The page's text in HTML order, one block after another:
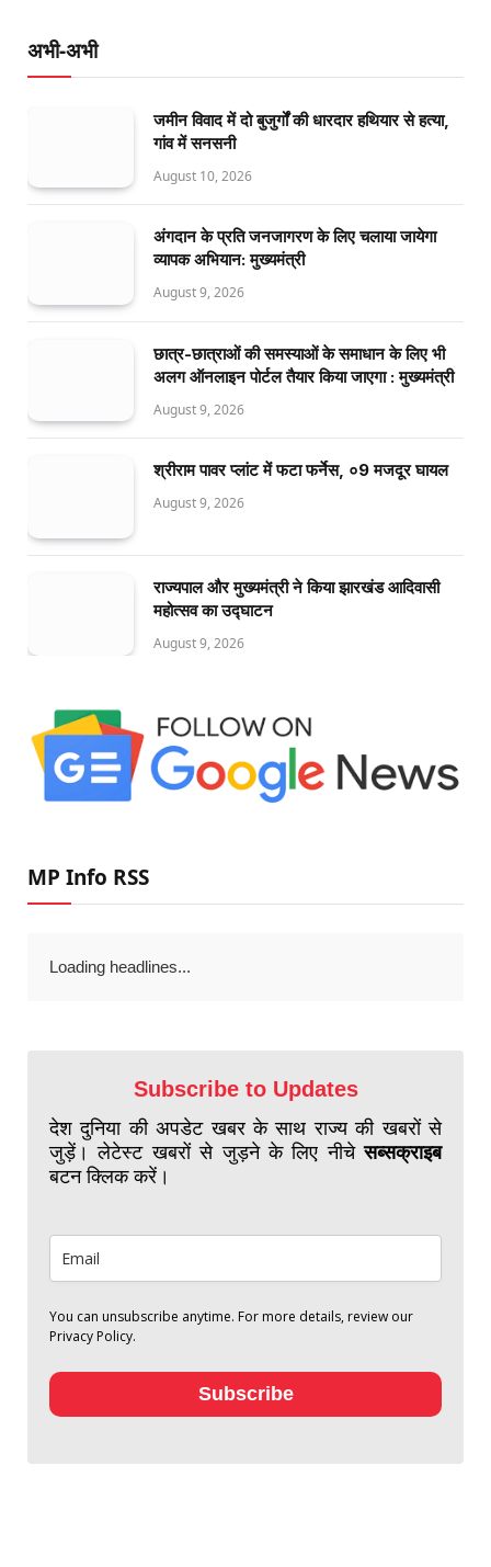
अभी-अभी
जमीन विवाद में दो बुजुर्गों की धारदार हथियार से हत्या,
गांव में सनसनी
August 10, 2026
अंगदान के प्रति जनजागरण के लिए चलाया जायेगा
व्यापक अभियान: मुख्यमंत्री
August 9, 2026
छात्र-छात्राओं की समस्याओं के समाधान के लिए भी
अलग ऑनलाइन पोर्टल तैयार किया जाएगा : मुख्यमंत्री
August 9, 2026
श्रीराम पावर प्लांट में फटा फर्नेस, ०9 मजदूर घायल
August 9, 2026
राज्यपाल और मुख्यमंत्री ने किया झारखंड आदिवासी
महोत्सव का उद्घाटन
August 9, 2026
MP Info RSS
Loading headlines...
Subscribe to Updates
देश दुनिया की अपडेट खबर के साथ राज्य की खबरों से
जुड़ें। लेटेस्ट खबरों से जुड़ने के लिए नीचेसब्सक्राइब
बटन क्लिक करें।
You can unsubscribe anytime. For more details, review our
Privacy Policy.
Subscribe